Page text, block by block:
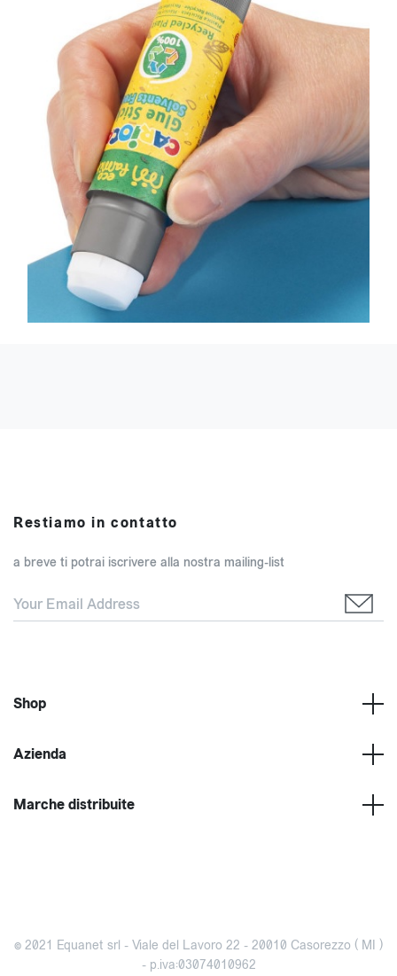
Restiamo in contatto
a breve ti potrai iscrivere alla nostra mailing-list
Shop
Azienda
Marche distribuite
© 2021 Equanet srl - Viale del Lavoro 22 - 20010 Casorezzo ( MI )
- p.iva:03074010962